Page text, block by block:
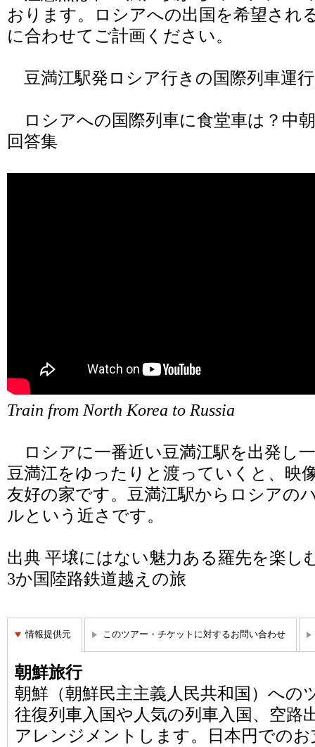
おります。ロシアへの出国を希望され
に合わせてご計画ください。
豆満江駅発ロシア行きの国際列車運
ロシアへの国際列車に食堂車は？中
回答集
Train from North Korea to Russia
ロシアに一番近い豆満江駅を出発し
豆満江をゆったりと渡っていくと、映
友好の家です。豆満江駅からロシアの
ルという近さです。
出典 平壌にはない魅力ある羅先を楽し
3か国陸路鉄道越えの旅
情報提供元 このツアー・チケットに対するお問い合わせ
朝鮮旅行
朝鮮（朝鮮民主主義人民共和国）への
往復列車入国や人気の列車入国、空路
アレンジメントします。日本円での